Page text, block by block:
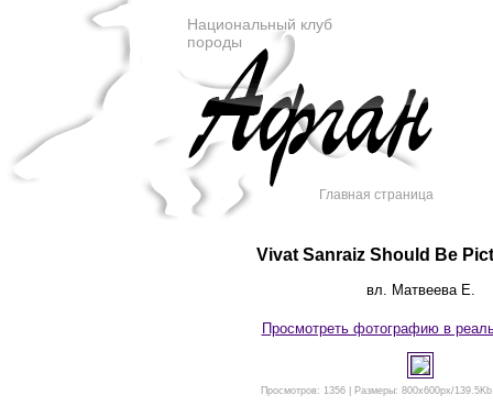
Национальный клуб
породы
Главная страница
Vivat Sanraiz Should Be
вл. Матвеева Е.
Просмотреть фотографию в
Просмотров: 1356 | Размеры: 800x600px/